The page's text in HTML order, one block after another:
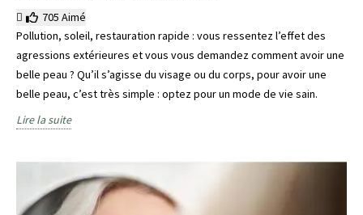
705 Aimé
Pollution, soleil, restauration rapide : vous ressentez l’effet des
agressions extérieures et vous vous demandez comment avoir une
belle peau ? Qu’il s’agisse du visage ou du corps, pour avoir une
belle peau, c’est très simple : optez pour un mode de vie sain.
Lire la suite